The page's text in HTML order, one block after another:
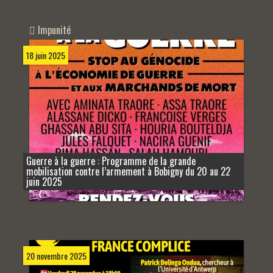
Impunité
18 juin 2025
Guerre à la guerre : Programme de la grande
mobilisation contre l’armement à Bobigny du 20 au 22
juin 2025
20 novembre 2025